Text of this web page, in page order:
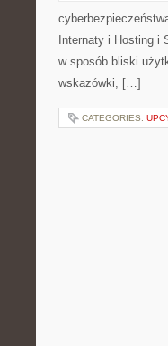
Internaty i Hosting i
w sposób bliski
wskazówki, […]
CATEGORIES: